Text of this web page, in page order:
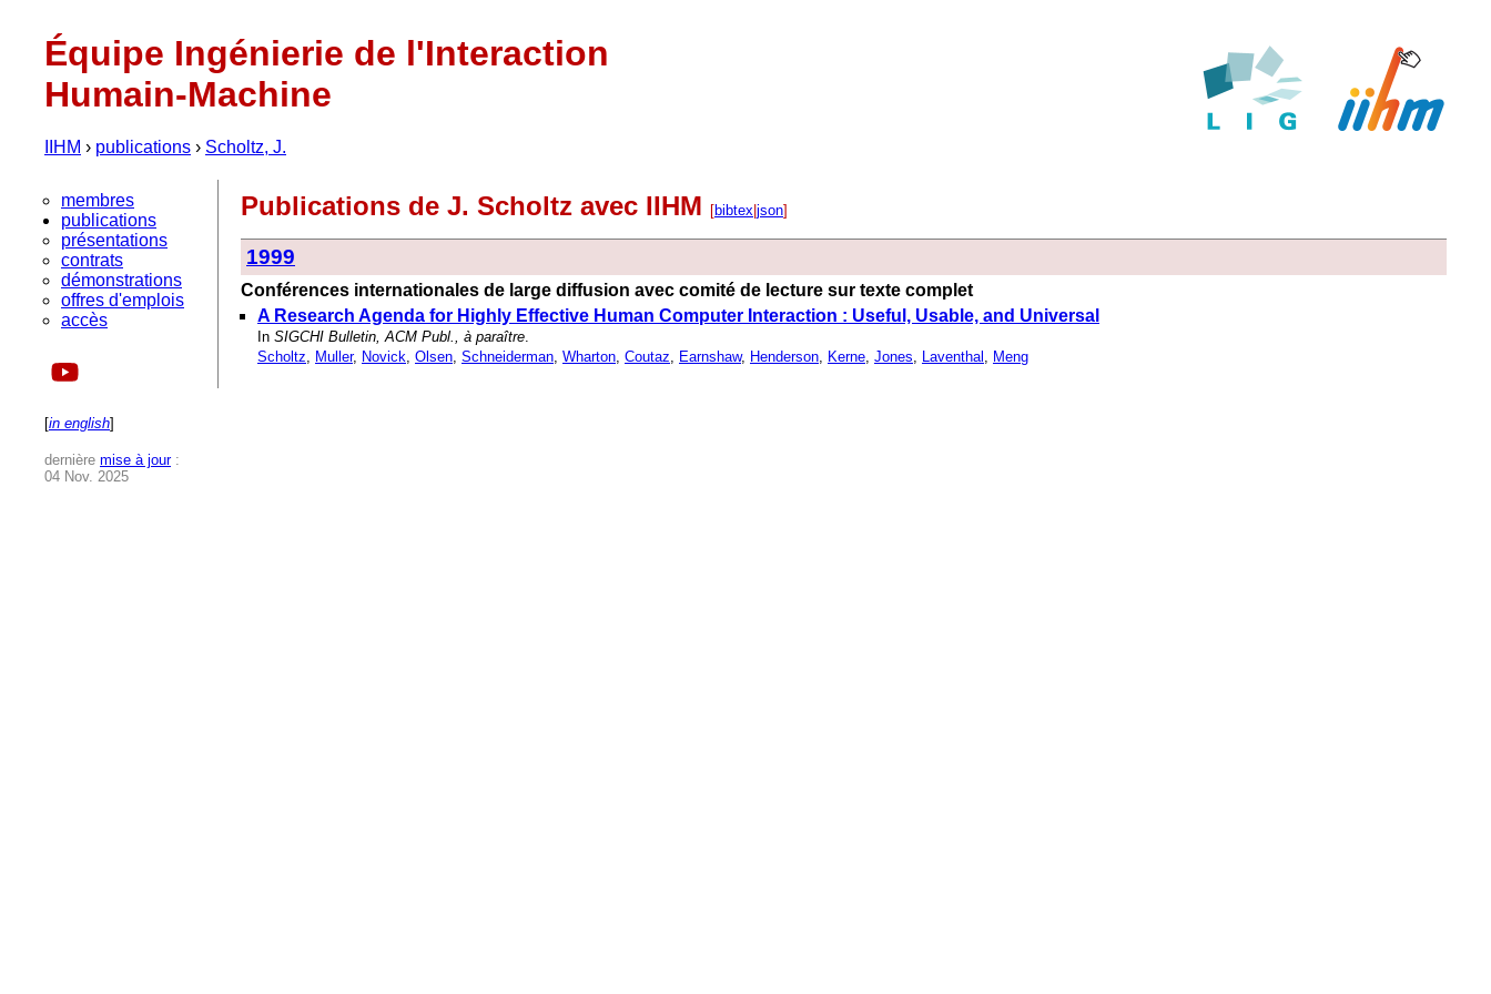
Équipe Ingénierie de l'Interaction
Humain-Machine
IIHM › publications › Scholtz, J.
membres
publications
présentations
contrats
démonstrations
offres d'emplois
accès
[in english]
dernière mise à jour:
04 Nov. 2025
Publications de J. Scholtz avec IIHM [bibtex json]
1999
Conférences internationales de large diffusion avec comité de lecture sur texte complet
A Research Agenda for Highly Effective Human Computer Interaction : Useful, Usable, and Universal
In SIGCHI Bulletin, ACM Publ., à paraître.
Scholtz, Muller, Novick, Olsen, Schneiderman, Wharton, Coutaz, Earnshaw, Henderson, Kerne, Jones, Laventhal , Meng